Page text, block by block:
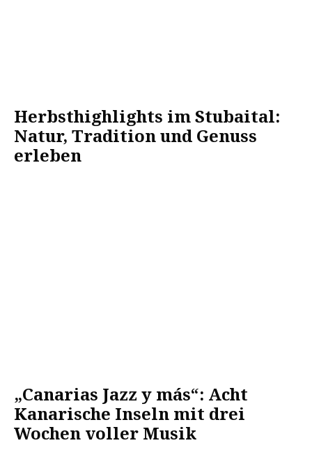
Herbsthighlights im Stubaital:
Natur, Tradition und Genuss
erleben
„Canarias Jazz y más“: Acht
Kanarische Inseln mit drei
Wochen voller Musik